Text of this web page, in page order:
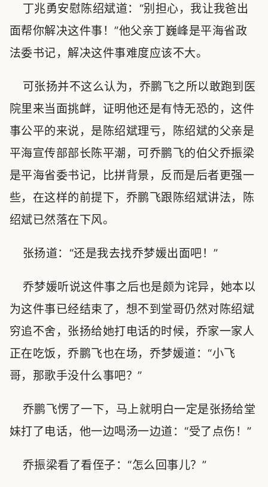
丁兆勇安慰陈绍斌道：“别担心，我让我爸出
面帮你解决这件事！”他父亲丁巍峰是平海省政
法委书记，解决这件事难度应该不大。
可张扬并不这么认为，乔鹏飞之所以敢跑到医
院里来当面挑衅，证明他还是有恃无恐的，这件
事公平的来说，是陈绍斌理亏，陈绍斌的父亲是
平海宣传部部长陈平潮，可乔鹏飞的伯父乔振梁
是平海省委书记，比拼背景，反而是后者更强一
些，在这样的前提下，乔鹏飞跟陈绍斌讲法，陈
绍斌已然落在下风。
张扬道：“还是我去找乔梦媛出面吧！”
乔梦媛听说这件事之后也是颇为诧异，她本以
为这件事已经结束了，想不到堂哥仍然对陈绍斌
穷追不舍，张扬给她打电话的时候，乔家一家人
正在吃饭，乔鹏飞也在场，乔梦媛道：“小飞
哥，那歌手没什么事吧？”
乔鹏飞愣了一下，马上就明白一定是张扬给堂
妹打了电话，他一边喝汤一边道：“受了点伤！”
乔振梁看了看侄子：“怎么回事儿？”